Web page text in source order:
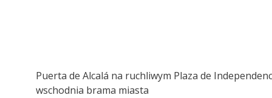
Puerta de Alcalá na ruchliwym Plaza de
wschodnia brama miasta